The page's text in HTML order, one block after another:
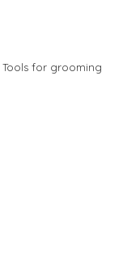
Tools for grooming